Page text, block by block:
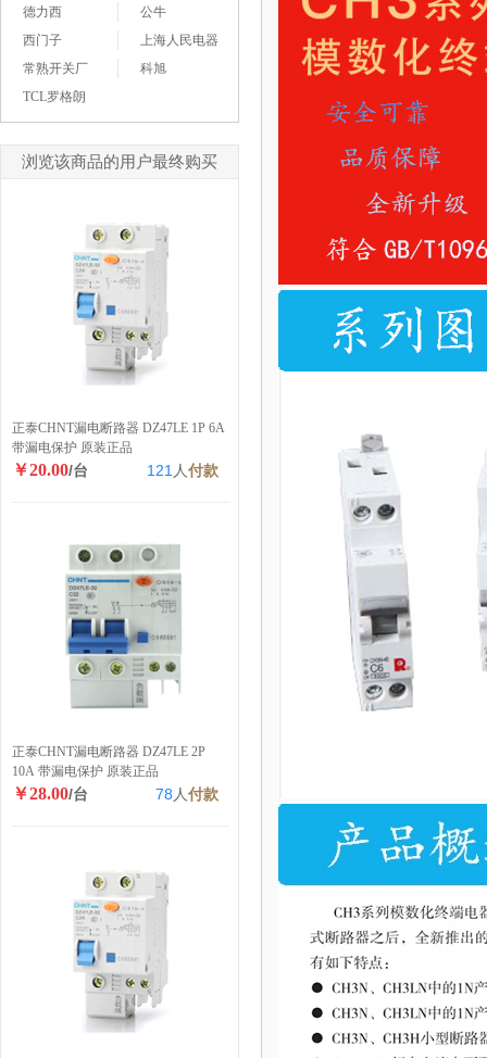
德力西
公牛
西门子
上海人民电器
常熟开关厂
科旭
TCL罗格朗
浏览该商品的用户最终购买
正泰CHNT漏电断路器 DZ47LE 1P 6A
带漏电保护 原装正品
￥20.00/台 121 人付款
正泰CHNT漏电断路器 DZ47LE 2P
10A 带漏电保护 原装正品
￥28.00/台 78 人付款